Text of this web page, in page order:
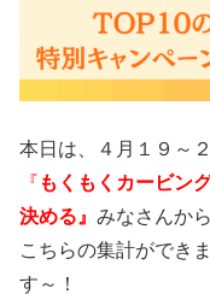
本日は、４月１９～
『 もくもくカービン
決める』 みなさんか
こちらの集計ができ
す～！